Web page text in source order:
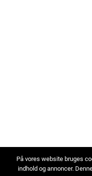
På vores website bruges
indhold og annoncer.